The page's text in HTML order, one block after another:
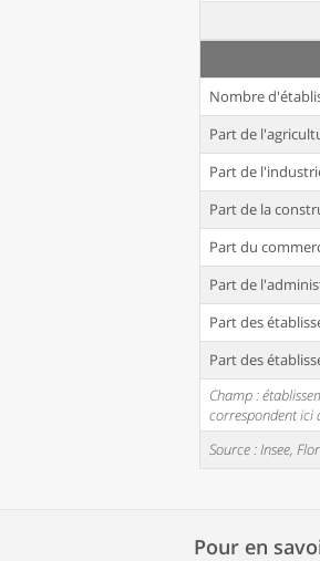
Nombre
Part de
Part de
Part de la
Part du
Part de
Part des
Part des
Champ :
correspondent ici
Source : Insee,
Pour en